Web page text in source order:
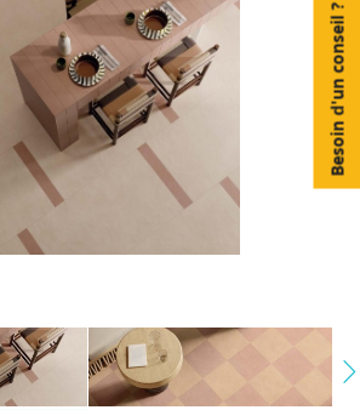
Besoin d'un conseil ?